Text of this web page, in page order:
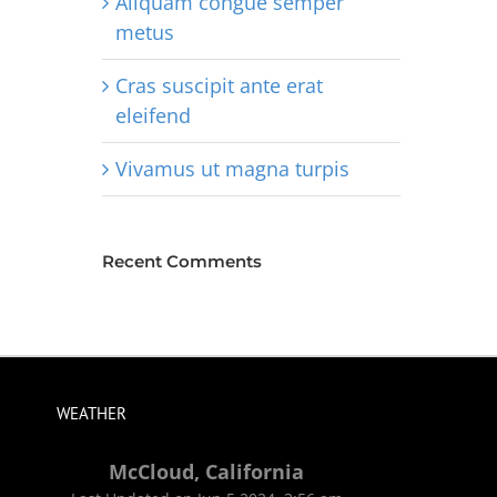
metus
Cras suscipit ante erat
eleifend
Vivamus ut magna turpis
Recent Comments
WEATHER
McCloud, California